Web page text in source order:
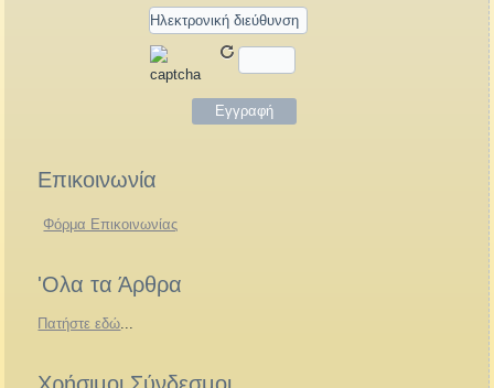
Επικοινωνία
Φόρμα Επικοινωνίας
'Ολα τα Άρθρα
Πατήστε εδώ...